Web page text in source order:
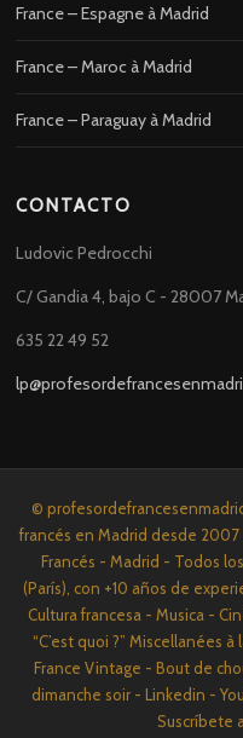
France – Espagne à Madrid
France – Maroc à Madrid
France – Paraguay à Madrid
CONTACTO
Ludovic Pedrocchi
C/ Gandia 4, bajo C - 28007
635 22 49 52
©
francés en Madrid desde
Francés - Madrid - Todos
(París), con +10 años de
Cultura francesa - Musica -
“C’est quoi ?” Miscellanées
France Vintage - Bout de
dimanche soir - Linkedin -
Suscríbete